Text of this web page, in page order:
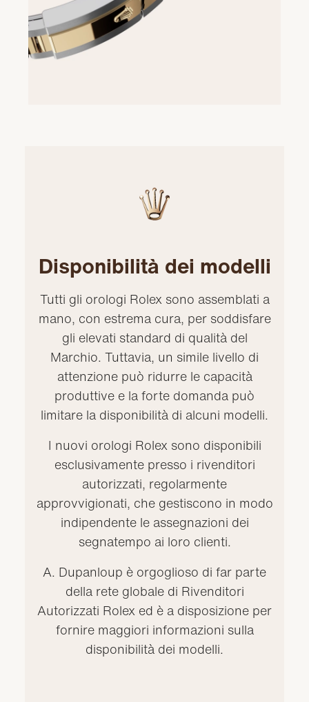
Disponibilità dei modelli
Tutti gli orologi Rolex sono assemblati a
mano, con estrema cura, per soddisfare
gli elevati standard di qualità del
Marchio. Tuttavia, un simile livello di
attenzione può ridurre le capacità
produttive e la forte domanda può
limitare la disponibilità di alcuni modelli.
I nuovi orologi Rolex sono disponibili
esclusivamente presso i rivenditori
autorizzati, regolarmente
approvvigionati, che gestiscono in modo
indipendente le assegnazioni dei
segnatempo ai loro clienti.
A. Dupanloup è orgoglioso di far parte
della rete globale di Rivenditori
Autorizzati Rolex ed è a disposizione per
fornire maggiori informazioni sulla
disponibilità dei modelli.